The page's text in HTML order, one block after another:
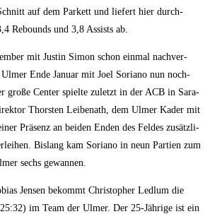
auf dem Par­kett und lie­fert hier durch­
Rebounds und 3,8 Assists ab.
mit Jus­tin Simon schon ein­mal nach­ver­
Ende Janu­ar mit Joel Soria­no nun noch­
gro­ße Cen­ter spiel­te zuletzt in der ACB in Sara­
Thors­ten Lei­ben­ath, dem Ulmer Kader mit
Prä­senz an bei­den Enden des Fel­des zusätz­li­
Bis­lang kam Soria­no in neun Par­tien zum
sechs gewannen.
Jen­sen bekommt Chris­to­pher Led­lum die
im Team der Ulmer. Der 25-Jäh­ri­ge ist ein